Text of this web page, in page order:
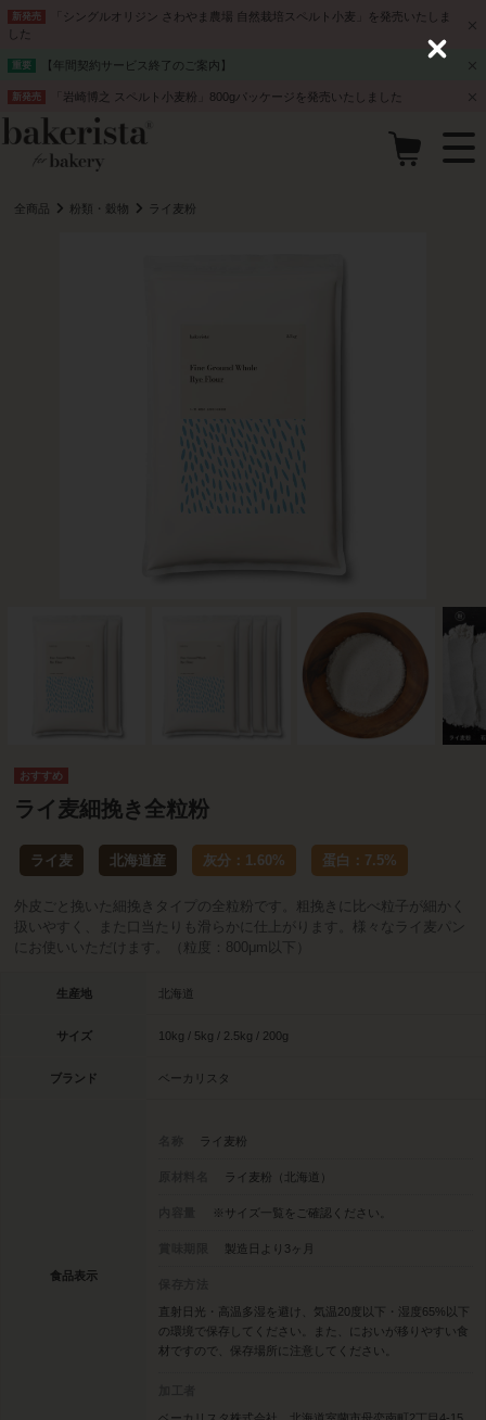
新発売
「シングルオリジン さわやま農場 自然栽培スペルト小麦」を発売いたしま
した
重要 【年間契約サービス終了のご案内】
新発売 「岩崎博之 スペルト小麦粉」800gパッケージを発売いたしました
全商品 粉類・穀物 ライ麦粉
ライ麦細挽き全粒粉
ライ麦 北海道産 灰分：1.60% 蛋白：7.5%
外皮ごと挽いた細挽きタイプの全粒粉です。粗挽きに比べ粒子が細かく
扱いやすく、また口当たりも滑らかに仕上がります。様々なライ麦パン
にお使いいただけます。（粒度：800μm以下）
生産地 北海道
サイズ 10kg / 5kg / 2.5kg / 200g
ブランド ベーカリスタ
食品表示
ライ麦粉
ライ麦粉（北海道）
※サイズ一覧をご確認ください。
製造日より3ヶ月
直射日光・高温多湿を避け、気温20度以下・湿度65%以下
の環境で保存してください。また、においが移りやすい食
材ですので、保存場所に注意してください。
C